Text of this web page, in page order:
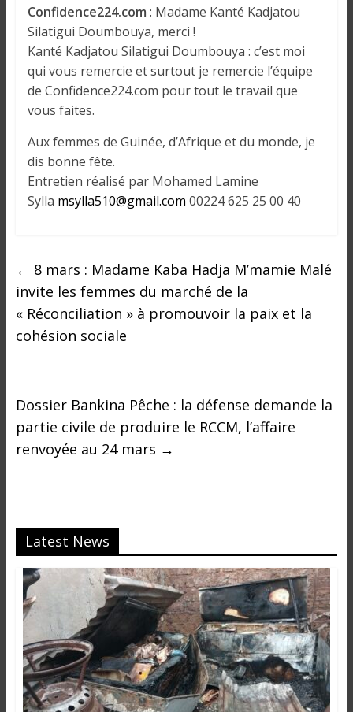
Confidence224.com : Madame Kanté Kadjatou
Silatigui Doumbouya, merci !
Kanté Kadjatou Silatigui Doumbouya : c’est moi
qui vous remercie et surtout je remercie l’équipe
de Confidence224.com pour tout le travail que
vous faites.
Aux femmes de Guinée, d’Afrique et du monde, je
dis bonne fête.
Entretien réalisé par Mohamed Lamine
Sylla msylla510@gmail.com 00224 625 25 00 40
← 8 mars : Madame Kaba Hadja M’mamie Malé
invite les femmes du marché de la
« Réconciliation » à promouvoir la paix et la
cohésion sociale
Dossier Bankina Pêche : la défense demande la
partie civile de produire le RCCM, l’affaire
renvoyée au 24 mars →
Latest News